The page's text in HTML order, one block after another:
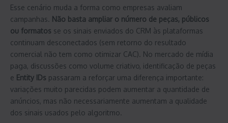
Esse cenário muda a forma como empresas avaliam
campanhas. Não basta ampliar o número de peças, públicos
ou formatos se os sinais enviados do CRM às plataformas
continuam desconectados (sem retorno do resultado
comercial não tem como otimizar CAC). No mercado de mídia
paga, discussões como volume criativo, identificação de peças
e Entity IDs passaram a reforçar uma diferença importante:
variações muito parecidas podem aumentar a quantidade de
anúncios, mas não necessariamente aumentam a qualidade
dos sinais usados pelo algoritmo.